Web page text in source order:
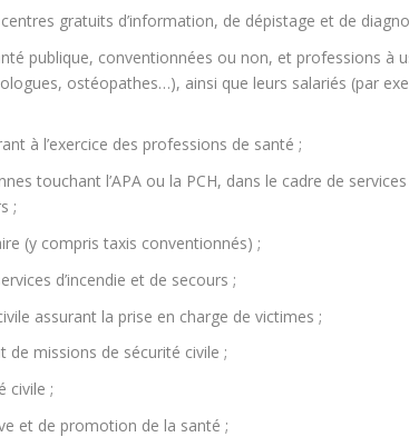
gratuits d’information, de dépistage et de
publique, conventionnées ou non, et professions à
ostéopathes…), ainsi que leurs salariés (par
à l’exercice des professions de santé ;
touchant l’APA ou la PCH, dans le cadre de
;
(y compris taxis conventionnés) ;
d’incendie et de secours ;
assurant la prise en charge de victimes ;
missions de sécurité civile ;
civile ;
et de promotion de la santé ;